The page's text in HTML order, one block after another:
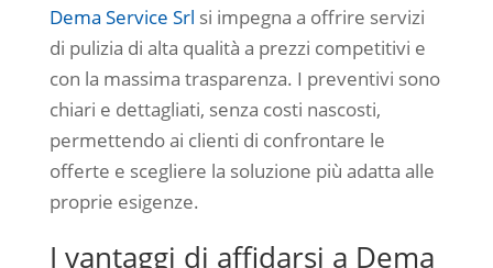
Dema Service Srl si impegna a offrire servizi
di pulizia di alta qualità a prezzi competitivi e
con la massima trasparenza. I preventivi sono
chiari e dettagliati, senza costi nascosti,
permettendo ai clienti di confrontare le
offerte e scegliere la soluzione più adatta alle
proprie esigenze.
I vantaggi di affidarsi a Dema